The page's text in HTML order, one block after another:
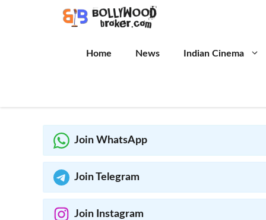
Home News Indian Cinema
Join WhatsApp
Join Telegram
Join Instagram